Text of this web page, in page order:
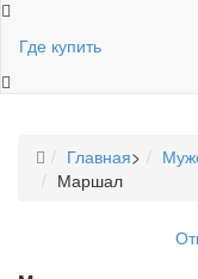
Где купить
Главная>
Маршал